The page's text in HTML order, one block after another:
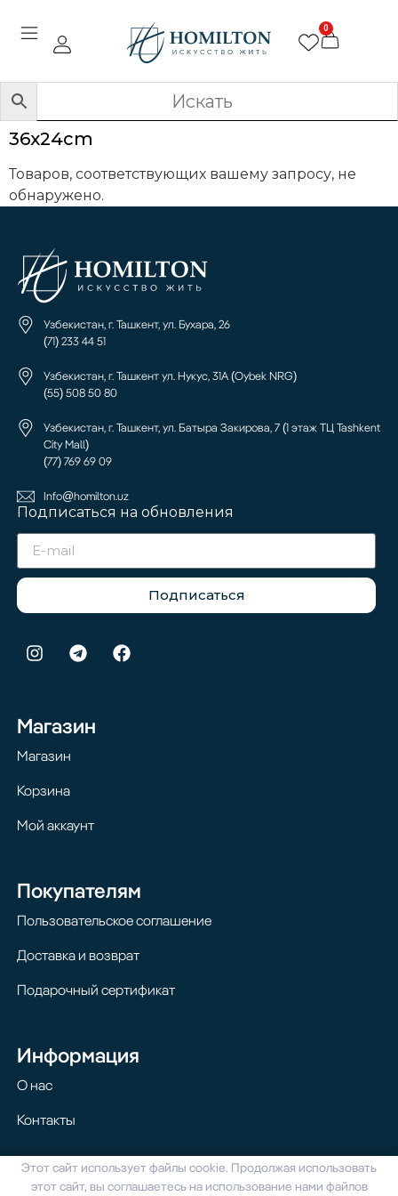
0
36x24cm
Товаров, соответствующих вашему запросу, не
обнаружено.
Узбекистан, г. Ташкент, ул. Бухара, 26
(71) 233 44 51
Узбекистан, г. Ташкент ул. Нукус, 31А (Oybek NRG)
(55) 508 50 80
Узбекистан, г. Ташкент, ул. Батыра Закирова, 7 (1 этаж ТЦ Tashkent
City Mall)
(77) 769 69 09
Info@homilton.uz
Подписаться на обновления
Подписаться
Магазин
Магазин
Корзина
Мой аккаунт
Покупателям
Пользовательское соглашение
Доставка и возврат
Подарочный сертификат
Информация
О нас
Контакты
© 2024 Homilton. Все права защищены
Этот сайт использует файлы cookie. Продолжая использовать
этот сайт, вы соглашаетесь на использование нами файлов